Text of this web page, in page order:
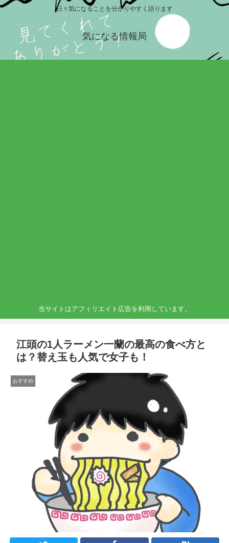
日々気になることを分かりやすく語ります
気になる情報局
当サイトはアフィリエイト広告を利用しています。
江頭の1人ラーメン一蘭の最高の食べ方と
は？替え玉も人気で女子も！
おすすめ